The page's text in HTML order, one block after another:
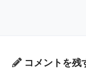
コメントを残